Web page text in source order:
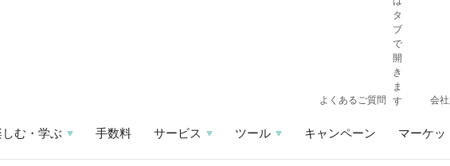
よくあるご質問 会
しむ・学ぶ 手数料 サービス ツール キャンペーン マーケッ